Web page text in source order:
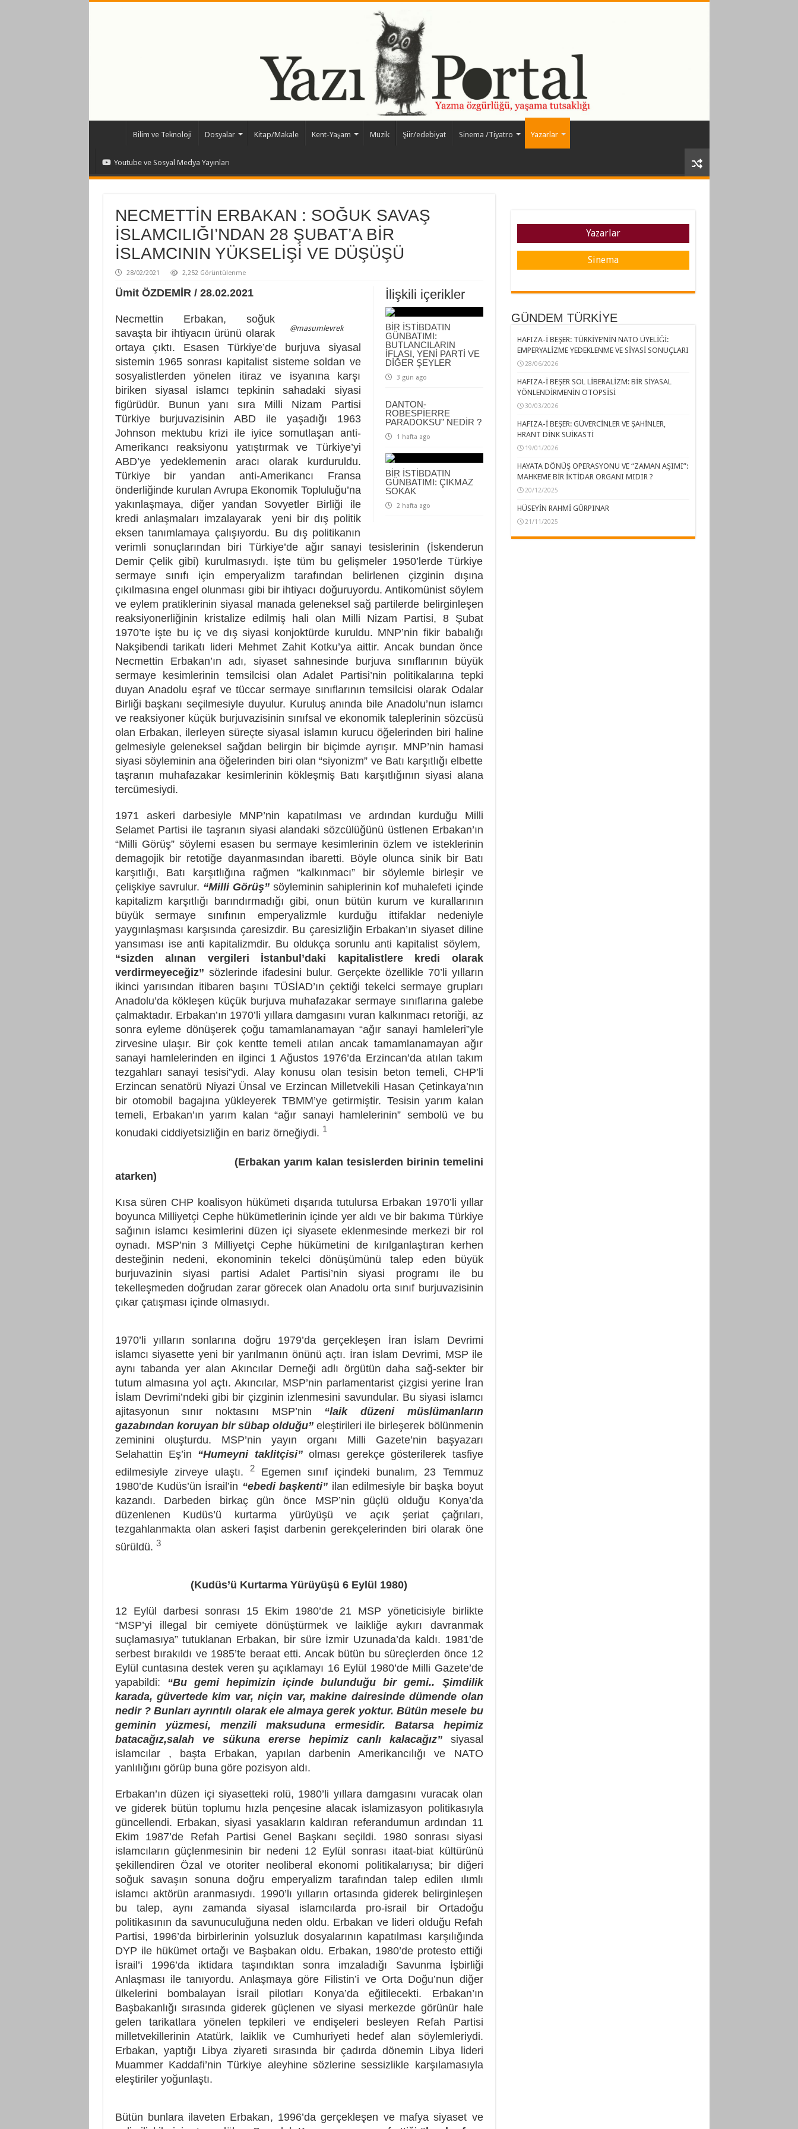
Bilim ve Teknoloji Dosyalar Kitap/Makale Kent-Yaşam Müzik Şiir/edebiyat Sinema /Tiyatro Yazarlar
Youtube ve Sosyal Medya Yayınları
NECMETTİN ERBAKAN : SOĞUK SAVAŞ
İSLAMCILIĞI’NDAN 28 ŞUBAT’A BİR
İSLAMCININ YÜKSELİŞİ VE DÜŞÜŞÜ
28/02/2021 2,252 Görüntülenme
İlişkili içerikler
BİR İSTİBDATIN
GÜNBATIMI:
BUTLANCILARIN
İFLASI, YENİ PARTİ VE
DİĞER ŞEYLER
3 gün ago
DANTON-
ROBESPİERRE
PARADOKSU” NEDİR ?
1 hafta ago
BİR İSTİBDATIN
GÜNBATIMI: ÇIKMAZ
SOKAK
2 hafta ago
Ümit ÖZDEMİR / 28.02.2021
@masumlevrek
Necmettin Erbakan, soğuk
savaşta bir ihtiyacın ürünü olarak
ortaya çıktı. Esasen Türkiye’de burjuva siyasal
sistemin 1965 sonrası kapitalist sisteme soldan ve
sosyalistlerden yönelen itiraz ve isyanına karşı
biriken siyasal islamcı tepkinin sahadaki siyasi
figürüdür. Bunun yanı sıra Milli Nizam Partisi
Türkiye burjuvazisinin ABD ile yaşadığı 1963
Johnson mektubu krizi ile iyice somutlaşan anti-
Amerikancı reaksiyonu yatıştırmak ve Türkiye’yi
ABD’ye yedeklemenin aracı olarak kurduruldu.
Türkiye bir yandan anti-Amerikancı Fransa
önderliğinde kurulan Avrupa Ekonomik Topluluğu’na
yakınlaşmaya, diğer yandan Sovyetler Birliği ile
kredi anlaşmaları imzalayarak yeni bir dış politik
eksen tanımlamaya çalışıyordu. Bu dış politikanın
verimli sonuçlarından biri Türkiye’de ağır sanayi tesislerinin (İskenderun
Demir Çelik gibi) kurulmasıydı. İşte tüm bu gelişmeler 1950’lerde Türkiye
sermaye sınıfı için emperyalizm tarafından belirlenen çizginin dışına
çıkılmasına engel olunması gibi bir ihtiyacı doğuruyordu. Antikomünist söylem
ve eylem pratiklerinin siyasal manada geleneksel sağ partilerde belirginleşen
reaksiyonerliğinin kristalize edilmiş hali olan Milli Nizam Partisi, 8 Şubat
1970’te işte bu iç ve dış siyasi konjoktürde kuruldu. MNP’nin fikir babalığı
Nakşibendi tarikatı lideri Mehmet Zahit Kotku’ya aittir. Ancak bundan önce
Necmettin Erbakan’ın adı, siyaset sahnesinde burjuva sınıflarının büyük
sermaye kesimlerinin temsilcisi olan Adalet Partisi’nin politikalarına tepki
duyan Anadolu eşraf ve tüccar sermaye sınıflarının temsilcisi olarak Odalar
Birliği başkanı seçilmesiyle duyulur. Kuruluş anında bile Anadolu’nun islamcı
ve reaksiyoner küçük burjuvazisinin sınıfsal ve ekonomik taleplerinin sözcüsü
olan Erbakan, ilerleyen süreçte siyasal islamın kurucu öğelerinden biri haline
gelmesiyle geleneksel sağdan belirgin bir biçimde ayrışır. MNP’nin hamasi
siyasi söyleminin ana öğelerinden biri olan “siyonizm” ve Batı karşıtlığı elbette
taşranın muhafazakar kesimlerinin kökleşmiş Batı karşıtlığının siyasi alana
tercümesiydi.
1971 askeri darbesiyle MNP’nin kapatılması ve ardından kurduğu Milli
Selamet Partisi ile taşranın siyasi alandaki sözcülüğünü üstlenen Erbakan’ın
“Milli Görüş” söylemi esasen bu sermaye kesimlerinin özlem ve isteklerinin
demagojik bir retotiğe dayanmasından ibaretti. Böyle olunca sinik bir Batı
karşıtlığı, Batı karşıtlığına rağmen “kalkınmacı” bir söylemle birleşir ve
çelişkiye savrulur. “Milli Görüş”söyleminin sahiplerinin kof muhalefeti içinde
kapitalizm karşıtlığı barındırmadığı gibi, onun bütün kurum ve kurallarının
büyük sermaye sınıfının emperyalizmle kurduğu ittifaklar nedeniyle
yaygınlaşması karşısında çaresizdir. Bu çaresizliğin Erbakan’ın siyaset diline
yansıması ise anti kapitalizmdir. Bu oldukça sorunlu anti kapitalist söylem,
“sizden alınan vergileri İstanbul’daki kapitalistlere kredi olarak
verdirmeyeceğiz” sözlerinde ifadesini bulur. Gerçekte özellikle 70’li yılların
ikinci yarısından itibaren başını TÜSİAD’ın çektiği tekelci sermaye grupları
Anadolu’da kökleşen küçük burjuva muhafazakar sermaye sınıflarına galebe
çalmaktadır. Erbakan’ın 1970’li yıllara damgasını vuran kalkınmacı retoriği, az
sonra eyleme dönüşerek çoğu tamamlanamayan “ağır sanayi hamleleri”yle
zirvesine ulaşır. Bir çok kentte temeli atılan ancak tamamlanamayan ağır
sanayi hamlelerinden en ilginci 1 Ağustos 1976’da Erzincan’da atılan takım
tezgahları sanayi tesisi”ydi. Alay konusu olan tesisin beton temeli, CHP’li
Erzincan senatörü Niyazi Ünsal ve Erzincan Milletvekili Hasan Çetinkaya’nın
bir otomobil bagajına yükleyerek TBMM’ye getirmiştir. Tesisin yarım kalan
temeli, Erbakan’ın yarım kalan “ağır sanayi hamlelerinin” sembolü ve bu
konudaki ciddiyetsizliğin en bariz örneğiydi. 1
(Erbakan yarım kalan tesislerden birinin temelini
atarken)
Kısa süren CHP koalisyon hükümeti dışarıda tutulursa Erbakan 1970’li yıllar
boyunca Milliyetçi Cephe hükümetlerinin içinde yer aldı ve bir bakıma Türkiye
sağının islamcı kesimlerini düzen içi siyasete eklenmesinde merkezi bir rol
oynadı. MSP’nin 3 Milliyetçi Cephe hükümetini de kırılganlaştıran kerhen
desteğinin nedeni, ekonominin tekelci dönüşümünü talep eden büyük
burjuvazinin siyasi partisi Adalet Partisi’nin siyasi programı ile bu
tekelleşmeden doğrudan zarar görecek olan Anadolu orta sınıf burjuvazisinin
çıkar çatışması içinde olmasıydı.
1970’li yılların sonlarına doğru 1979’da gerçekleşen İran İslam Devrimi
islamcı siyasette yeni bir yarılmanın önünü açtı. İran İslam Devrimi, MSP ile
aynı tabanda yer alan Akıncılar Derneği adlı örgütün daha sağ-sekter bir
tutum almasına yol açtı. Akıncılar, MSP’nin parlamentarist çizgisi yerine İran
İslam Devrimi’ndeki gibi bir çizginin izlenmesini savundular. Bu siyasi islamcı
ajitasyonun sınır noktasını MSP’nin “laik düzeni müslümanların
gazabından koruyan bir sübap olduğu” eleştirileri ile birleşerek bölünmenin
zeminini oluşturdu. MSP’nin yayın organı Milli Gazete’nin başyazarı
Selahattin Eş’in “Humeyni taklitçisi”olması gerekçe gösterilerek tasfiye
edilmesiyle zirveye ulaştı.
2Egemen sınıf içindeki bunalım, 23 Temmuz
1980’de Kudüs’ün İsrail’in “ebedi başkenti” ilan edilmesiyle bir başka boyut
kazandı. Darbeden birkaç gün önce MSP’nin güçlü olduğu Konya’da
düzenlenen Kudüs’ü kurtarma yürüyüşü ve açık şeriat çağrıları,
tezgahlanmakta olan askeri faşist darbenin gerekçelerinden biri olarak öne
sürüldü. 3
(Kudüs’ü Kurtarma Yürüyüşü 6 Eylül 1980)
12 Eylül darbesi sonrası 15 Ekim 1980’de 21 MSP yöneticisiyle birlikte
“MSP’yi illegal bir cemiyete dönüştürmek ve laikliğe aykırı davranmak
suçlamasıya” tutuklanan Erbakan, bir süre İzmir Uzunada’da kaldı. 1981’de
serbest bırakıldı ve 1985’te beraat etti. Ancak bütün bu süreçlerden önce 12
Eylül cuntasına destek veren şu açıklamayı 16 Eylül 1980’de Milli Gazete’de
yapabildi: “Bu gemi hepimizin içinde bulunduğu bir gemi.. Şimdilik
karada, güvertede kim var, niçin var, makine dairesinde dümende olan
nedir ? Bunları ayrıntılı olarak ele almaya gerek yoktur. Bütün mesele bu
geminin yüzmesi, menzili maksuduna ermesidir. Batarsa hepimiz
batacağız,salah ve sükuna ererse hepimiz canlı kalacağız” siyasal
islamcılar , başta Erbakan, yapılan darbenin Amerikancılığı ve NATO
yanlılığını görüp buna göre pozisyon aldı.
Erbakan’ın düzen içi siyasetteki rolü, 1980’li yıllara damgasını vuracak olan
ve giderek bütün toplumu hızla pençesine alacak islamizasyon politikasıyla
güncellendi. Erbakan, siyasi yasakların kaldıran referandumun ardından 11
Ekim 1987’de Refah Partisi Genel Başkanı seçildi. 1980 sonrası siyasi
islamcıların güçlenmesinin bir nedeni 12 Eylül sonrası itaat-biat kültürünü
şekillendiren Özal ve otoriter neoliberal ekonomi politikalarıysa; bir diğeri
soğuk savaşın sonuna doğru emperyalizm tarafından talep edilen ılımlı
islamcı aktörün aranmasıydı. 1990’lı yılların ortasında giderek belirginleşen
bu talep, aynı zamanda siyasal islamcılarda pro-israil bir Ortadoğu
politikasının da savunuculuğuna neden oldu. Erbakan ve lideri olduğu Refah
Partisi, 1996’da birbirlerinin yolsuzluk dosyalarının kapatılması karşılığında
DYP ile hükümet ortağı ve Başbakan oldu. Erbakan, 1980’de protesto ettiği
İsrail’i 1996’da iktidara taşındıktan sonra imzaladığı Savunma İşbirliği
Anlaşması ile tanıyordu. Anlaşmaya göre Filistin’i ve Orta Doğu’nun diğer
ülkelerini bombalayan İsrail pilotları Konya’da eğitilecekti. Erbakan’ın
Başbakanlığı sırasında giderek güçlenen ve siyasi merkezde görünür hale
gelen tarikatlara yönelen tepkileri ve endişeleri besleyen Refah Partisi
milletvekillerinin Atatürk, laiklik ve Cumhuriyeti hedef alan söylemleriydi.
Erbakan, yaptığı Libya ziyareti sırasında bir çadırda dönemin Libya lideri
Muammer Kaddafi’nin Türkiye aleyhine sözlerine sessizlikle karşılamasıyla
eleştiriler yoğunlaştı.
Bütün bunlara ilaveten Erbakan, 1996’da gerçekleşen ve mafya siyaset ve
Yazarlar
Sinema
GÜNDEM TÜRKİYE
HAFIZA-İ BEŞER: TÜRKİYE’NİN NATO ÜYELİĞİ:
EMPERYALİZME YEDEKLENME VE SİYASİ SONUÇLARI
28/06/2026
HAFIZA-İ BEŞER SOL LİBERALİZM: BİR SİYASAL
YÖNLENDİRMENİN OTOPSİSİ
30/03/2026
HAFIZA-İ BEŞER: GÜVERCİNLER VE ŞAHİNLER,
HRANT DİNK SUİKASTİ
19/01/2026
HAYATA DÖNÜŞ OPERASYONU VE “ZAMAN AŞIMI”:
MAHKEME BİR İKTİDAR ORGANI MIDIR ?
20/12/2025
HÜSEYİN RAHMİ GÜRPINAR
21/11/2025